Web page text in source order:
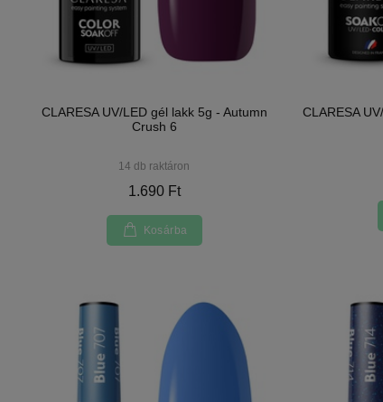
CLARESA UV/LED gél lakk 5g - Autumn
Crush 6
14 db raktáron
1.690 Ft
Kosárba
CLARESA